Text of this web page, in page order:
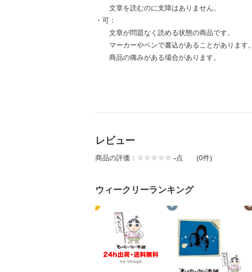
文章を読むのに支障はありません。
・可：
文章が問題なく読める状態の商品です。
マーカーやペンで書込があることがあります。
商品の痛みがある場合があります。
レビュー
商品の評価： -点 (0件)
ウィークリーランキング
1 2 3